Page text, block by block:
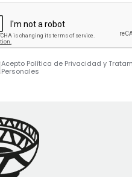
Acepto Política de Privacidad y
Personales